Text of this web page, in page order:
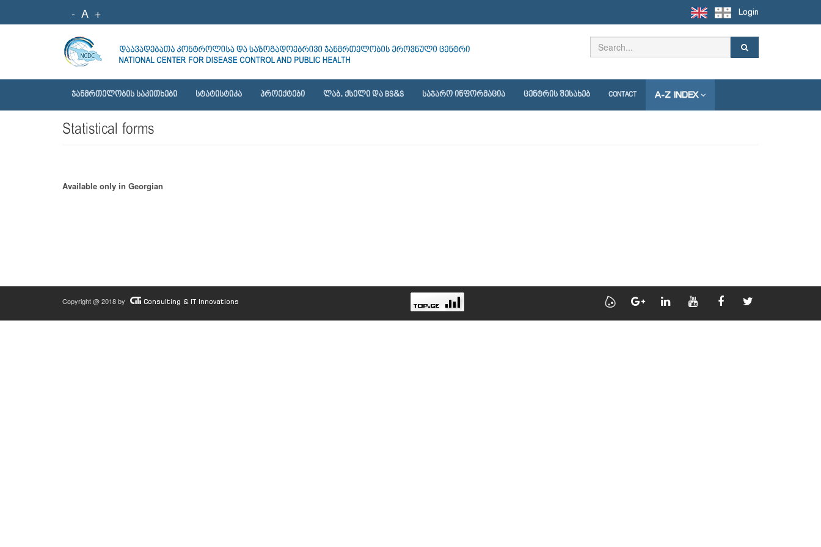
- A + Login
ᲯᲐᲜᲛᲠᲗᲔᲚᲝᲑᲘᲡ ᲡᲐᲙᲘᲗᲮᲔᲑᲘ ᲡᲢᲐᲢᲘᲡᲢᲘᲙᲐ ᲞᲠᲝᲔᲥᲢᲔᲑᲘ ᲚᲐᲑ. ᲥᲡᲔᲚᲘ ᲓᲐ BS&S ᲡᲐᲯᲐᲠᲝ ᲘᲜᲤᲝᲠᲛᲐᲪᲘᲐ ᲪᲔᲜᲢᲠᲘᲡ ᲨᲔᲡᲐᲮᲔᲑ CONTACT A-Z INDEX
Statistical forms
Available only in Georgian
Copyright @ 2018 by Consulting & IT Innovations